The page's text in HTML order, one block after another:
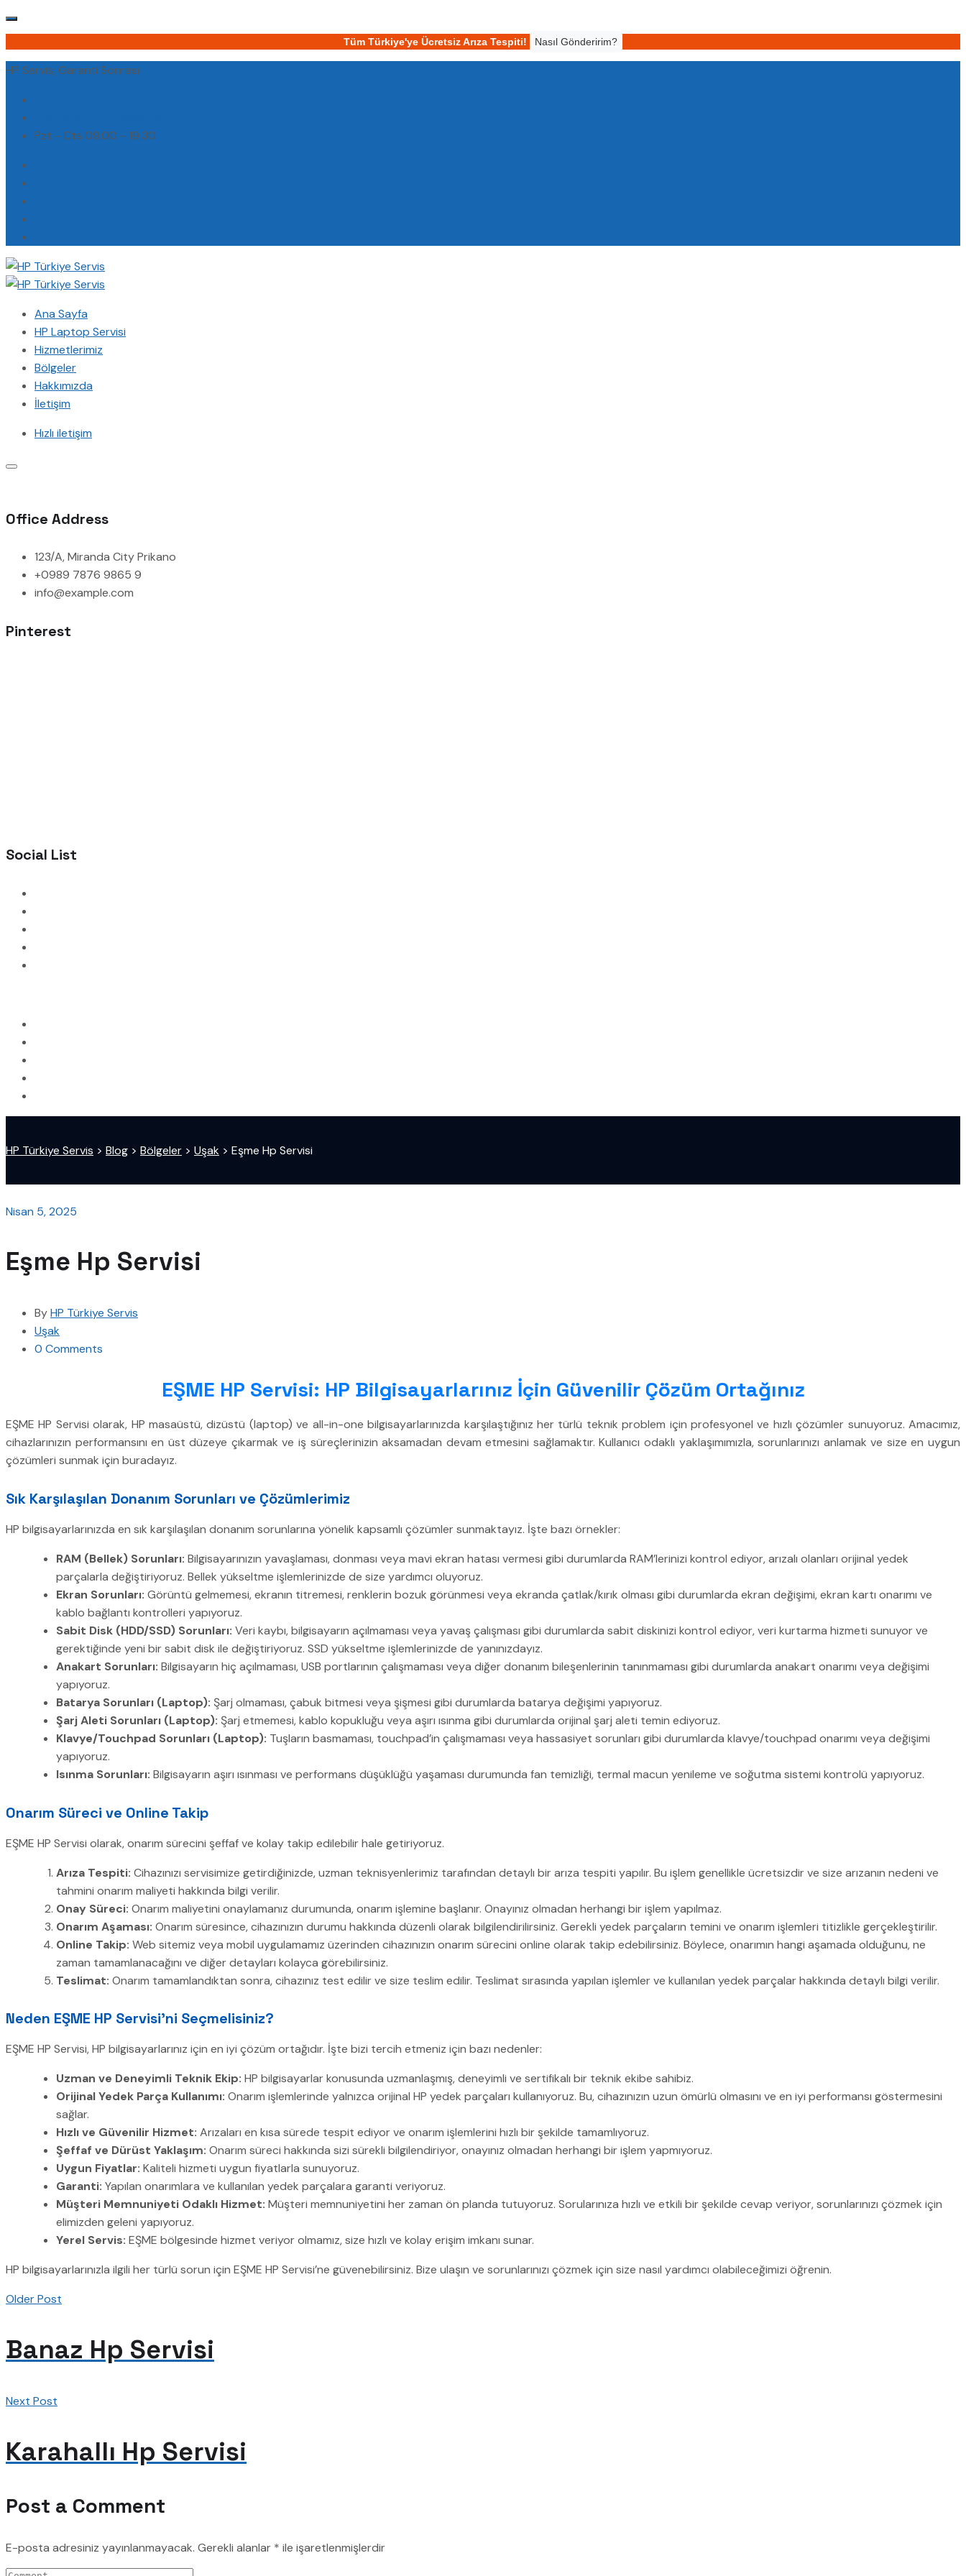
Tüm Türkiye'ye Ücretsiz Arıza Tespiti! Nasıl Gönderirim?
HP Servis, Garanti Sonrası
Pzt - Cts 09.00 - 19.30
Ana Sayfa
HP Laptop Servisi
Hizmetlerimiz
Bölgeler
Hakkımızda
İletişim
Hızlı iletişim
Office Address
123/A, Miranda City Prikano
+0989 7876 9865 9
info@example.com
Pinterest
Social List
HP Türkiye Servis > Blog > Bölgeler > Uşak > Eşme Hp Servisi
Nisan 5, 2025
Eşme Hp Servisi
ByHP Türkiye Servis
Uşak
0 Comments
EŞME HP Servisi: HP Bilgisayarlarınız İçin Güvenilir Çözüm Ortağınız
EŞME HP Servisi olarak, HP masaüstü, dizüstü (laptop) ve all-in-one bilgisayarlarınızda karşılaştığınız her türlü teknik problem için profesyonel ve hızlı çözümler sunuyoruz. Amacımız,
cihazlarınızın performansını en üst düzeye çıkarmak ve iş süreçlerinizin aksamadan devam etmesini sağlamaktır. Kullanıcı odaklı yaklaşımımızla, sorunlarınızı anlamak ve size en uygun
çözümleri sunmak için buradayız.
Sık Karşılaşılan Donanım Sorunları ve Çözümlerimiz
HP bilgisayarlarınızda en sık karşılaşılan donanım sorunlarına yönelik kapsamlı çözümler sunmaktayız. İşte bazı örnekler:
RAM (Bellek) Sorunları: Bilgisayarınızın yavaşlaması, donması veya mavi ekran hatası vermesi gibi durumlarda RAM’lerinizi kontrol ediyor, arızalı olanları orijinal yedek
parçalarla değiştiriyoruz. Bellek yükseltme işlemlerinizde de size yardımcı oluyoruz.
Ekran Sorunları: Görüntü gelmemesi, ekranın titremesi, renklerin bozuk görünmesi veya ekranda çatlak/kırık olması gibi durumlarda ekran değişimi, ekran kartı onarımı ve
kablo bağlantı kontrolleri yapıyoruz.
Sabit Disk (HDD/SSD) Sorunları: Veri kaybı, bilgisayarın açılmaması veya yavaş çalışması gibi durumlarda sabit diskinizi kontrol ediyor, veri kurtarma hizmeti sunuyor ve
gerektiğinde yeni bir sabit disk ile değiştiriyoruz. SSD yükseltme işlemlerinizde de yanınızdayız.
Anakart Sorunları: Bilgisayarın hiç açılmaması, USB portlarının çalışmaması veya diğer donanım bileşenlerinin tanınmaması gibi durumlarda anakart onarımı veya değişimi
yapıyoruz.
Batarya Sorunları (Laptop): Şarj olmaması, çabuk bitmesi veya şişmesi gibi durumlarda batarya değişimi yapıyoruz.
Şarj Aleti Sorunları (Laptop): Şarj etmemesi, kablo kopukluğu veya aşırı ısınma gibi durumlarda orijinal şarj aleti temin ediyoruz.
Klavye/Touchpad Sorunları (Laptop): Tuşların basmaması, touchpad’in çalışmaması veya hassasiyet sorunları gibi durumlarda klavye/touchpad onarımı veya değişimi
yapıyoruz.
Isınma Sorunları: Bilgisayarın aşırı ısınması ve performans düşüklüğü yaşaması durumunda fan temizliği, termal macun yenileme ve soğutma sistemi kontrolü yapıyoruz.
Onarım Süreci ve Online Takip
EŞME HP Servisi olarak, onarım sürecini şeffaf ve kolay takip edilebilir hale getiriyoruz.
Arıza Tespiti: Cihazınızı servisimize getirdiğinizde, uzman teknisyenlerimiz tarafından detaylı bir arıza tespiti yapılır. Bu işlem genellikle ücretsizdir ve size arızanın nedeni ve
tahmini onarım maliyeti hakkında bilgi verilir.
Onay Süreci: Onarım maliyetini onaylamanız durumunda, onarım işlemine başlanır. Onayınız olmadan herhangi bir işlem yapılmaz.
Onarım Aşaması: Onarım süresince, cihazınızın durumu hakkında düzenli olarak bilgilendirilirsiniz. Gerekli yedek parçaların temini ve onarım işlemleri titizlikle gerçekleştirilir.
Online Takip: Web sitemiz veya mobil uygulamamız üzerinden cihazınızın onarım sürecini online olarak takip edebilirsiniz. Böylece, onarımın hangi aşamada olduğunu, ne
zaman tamamlanacağını ve diğer detayları kolayca görebilirsiniz.
Teslimat: Onarım tamamlandıktan sonra, cihazınız test edilir ve size teslim edilir. Teslimat sırasında yapılan işlemler ve kullanılan yedek parçalar hakkında detaylı bilgi verilir.
Neden EŞME HP Servisi’ni Seçmelisiniz?
EŞME HP Servisi, HP bilgisayarlarınız için en iyi çözüm ortağıdır. İşte bizi tercih etmeniz için bazı nedenler:
Uzman ve Deneyimli Teknik Ekip: HP bilgisayarlar konusunda uzmanlaşmış, deneyimli ve sertifikalı bir teknik ekibe sahibiz.
Orijinal Yedek Parça Kullanımı: Onarım işlemlerinde yalnızca orijinal HP yedek parçaları kullanıyoruz. Bu, cihazınızın uzun ömürlü olmasını ve en iyi performansı göstermesini
sağlar.
Hızlı ve Güvenilir Hizmet: Arızaları en kısa sürede tespit ediyor ve onarım işlemlerini hızlı bir şekilde tamamlıyoruz.
Şeffaf ve Dürüst Yaklaşım: Onarım süreci hakkında sizi sürekli bilgilendiriyor, onayınız olmadan herhangi bir işlem yapmıyoruz.
Uygun Fiyatlar: Kaliteli hizmeti uygun fiyatlarla sunuyoruz.
Garanti: Yapılan onarımlara ve kullanılan yedek parçalara garanti veriyoruz.
Müşteri Memnuniyeti Odaklı Hizmet: Müşteri memnuniyetini her zaman ön planda tutuyoruz. Sorularınıza hızlı ve etkili bir şekilde cevap veriyor, sorunlarınızı çözmek için
elimizden geleni yapıyoruz.
Yerel Servis: EŞME bölgesinde hizmet veriyor olmamız, size hızlı ve kolay erişim imkanı sunar.
HP bilgisayarlarınızla ilgili her türlü sorun için EŞME HP Servisi’ne güvenebilirsiniz. Bize ulaşın ve sorunlarınızı çözmek için size nasıl yardımcı olabileceğimizi öğrenin.
Older Post
Banaz Hp Servisi
Next Post
Karahallı Hp Servisi
Post a Comment
E-posta adresiniz yayınlanmayacak. Gerekli alanlar * ile işaretlenmişlerdir